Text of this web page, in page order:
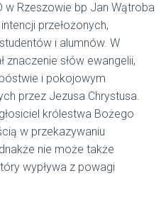
w Rzeszowie bp Jan Wątroba
przełożonych,
i alumnów. W
znaczenie słów ewangelii,
i pokojowym
przez Jezusa Chrystusa.
królestwa Bożego
w przekazywaniu
nie może także
wypływa z powagi